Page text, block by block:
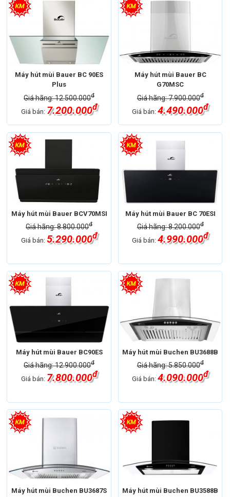
Máy hút mùi Bauer BC 90ES
Plus
Giá hãng: 12.500.000đ
Giá bán: 7.200.000đ
Máy hút mùi Bauer BC
G70MSC
Giá hãng: 7.900.000đ
Giá bán:4.490.000đ
Máy hút mùi Bauer BCV70MSI
Giá hãng: 8.800.000đ
Giá bán: 5.290.000đ
Máy hút mùi Bauer BC 70ESI
Giá hãng: 8.200.000đ
Giá bán:4.990.000đ
Máy hút mùi Bauer BC90ES
Giá hãng: 12.900.000đ
Giá bán: 7.800.000đ
Máy hút mùi Buchen BU3688B
Giá hãng: 5.850.000đ
Giá bán:4.090.000đ
Máy hút mùi Buchen BU3687S Máy hút mùi Buchen BU3588B